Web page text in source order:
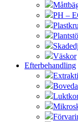
PH –
Väskor
Efterbehandling